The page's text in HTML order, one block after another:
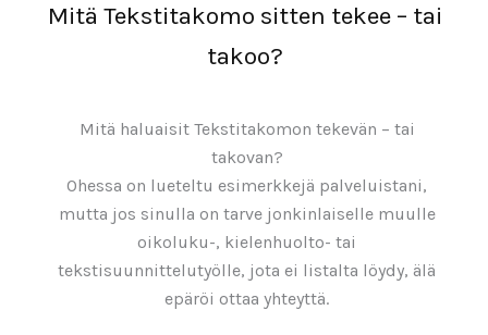
Mitä Tekstitakomo sitten tekee – tai
takoo?
Mitä haluaisit Tekstitakomon tekevän – tai
takovan?
Ohessa on lueteltu esimerkkejä palveluistani,
mutta jos sinulla on tarve jonkinlaiselle muulle
oikoluku-, kielenhuolto- tai
tekstisuunnittelutyölle, jota ei listalta löydy, älä
epäröi ottaa yhteyttä.